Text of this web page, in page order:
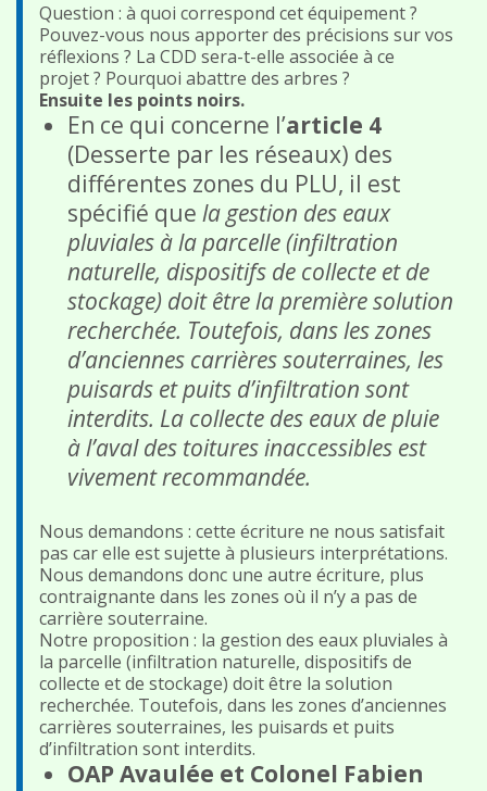
Question : à quoi correspond cet équipement ?
Pouvez-vous nous apporter des précisions sur vos
réflexions ? La CDD sera-t-elle associée à ce
projet ? Pourquoi abattre des arbres ?
Ensuite les points noirs.
En ce qui concerne l’article 4
(Desserte par les réseaux) des
différentes zones du PLU, il est
spécifié que la gestion des eaux
pluviales à la parcelle (infiltration
naturelle, dispositifs de collecte et de
stockage) doit être la première solution
recherchée. Toutefois, dans les zones
d’anciennes carrières souterraines, les
puisards et puits d’infiltration sont
interdits. La collecte des eaux de pluie
à l’aval des toitures inaccessibles est
vivement recommandée.
Nous demandons : cette écriture ne nous satisfait
pas car elle est sujette à plusieurs interprétations.
Nous demandons donc une autre écriture, plus
contraignante dans les zones où il n’y a pas de
carrière souterraine.
Notre proposition : la gestion des eaux pluviales à
la parcelle (infiltration naturelle, dispositifs de
collecte et de stockage) doit être la solution
recherchée. Toutefois, dans les zones d’anciennes
carrières souterraines, les puisards et puits
d’infiltration sont interdits.
OAP Avaulée et Colonel Fabien